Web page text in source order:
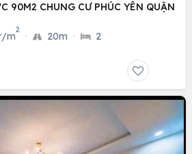
90M2 CHUNG CƯ PHÚC YÊN QUẬN
m
2
· 20m · 2